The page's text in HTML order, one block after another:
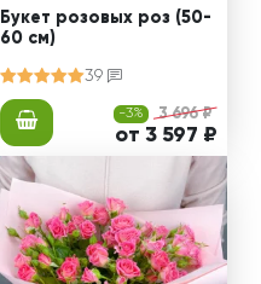
Букет розовых роз (50-
60 см)
39
-3% 3 696 ₽
от 3 597 ₽